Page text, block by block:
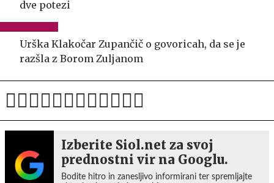
dve potezi
Urška Klakočar Zupančič o govoricah, da se je
razšla z Borom Zuljanom
Izberite Siol.net za svoj
prednostni vir na Googlu.
Bodite hitro in zanesljivo informirani ter spremljajte